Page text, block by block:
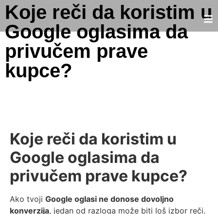
Koje reči da koristim u
Google oglasima da
privučem prave
kupce?
Koje reči da koristim u
Google oglasima da
privučem prave kupce?
Ako tvoji Google oglasi ne donose dovoljno
konverzija, jedan od razloga može biti loš izbor reči.